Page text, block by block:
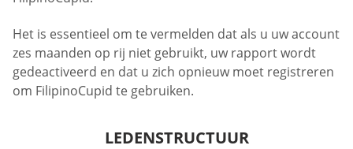
Het is essentieel om te vermelden dat als u uw account
zes maanden op rij niet gebruikt, uw rapport wordt
gedeactiveerd en dat u zich opnieuw moet registreren
om FilipinoCupid te gebruiken.
LEDENSTRUCTUUR